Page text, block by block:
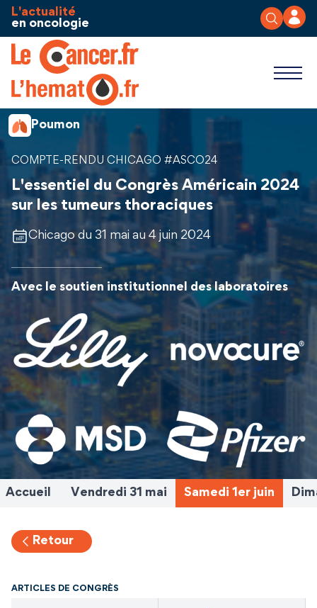
Aller au contenu
L'actualité
en oncologie
Poumon
COMPTE-RENDU CHICAGO #ASCO24
L'essentiel du Congrès Américain 2024
sur les tumeurs thoraciques
Chicago du 31 mai au 4 juin 2024
Avec le soutien institutionnel des laboratoires
Accueil Vendredi 31 mai Samedi 1er juin
Retour
ARTICLES DE CONGRÈS
Panneau de gestion des cookies